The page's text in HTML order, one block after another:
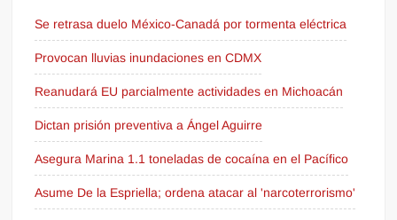
Se retrasa duelo México-Canadá por tormenta eléctrica
Provocan lluvias inundaciones en CDMX
Reanudará EU parcialmente actividades en Michoacán
Dictan prisión preventiva a Ángel Aguirre
Asegura Marina 1.1 toneladas de cocaína en el Pacífico
Asume De la Espriella; ordena atacar al 'narcoterrorismo'